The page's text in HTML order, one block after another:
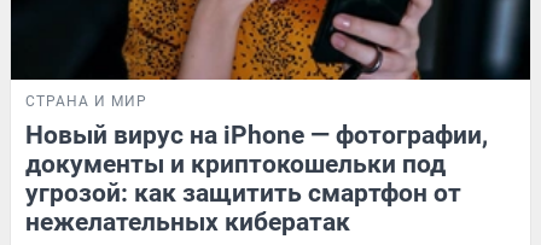
СТРАНА И МИР
Новый вирус на iPhone — фотографии,
документы и криптокошельки под
угрозой: как защитить смартфон от
нежелательных кибератак